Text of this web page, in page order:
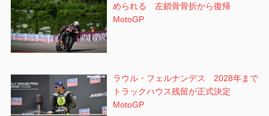
められる 左鎖骨骨折から復帰
MotoGP
ラウル・フェルナンデス 2028年まで
トラックハウス残留が正式決定
MotoGP